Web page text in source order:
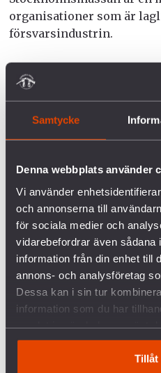
Samtycke
Denna webbplats använder
Vi använder
och annonserna till
för sociala medier och
vidarebefordrar även sådana
information från din enhet till
annons- och analysföretag
Dessa kan i sin tur
information som du har
Tillåt
organisationer som är
försvarsindustrin.
policyn än den som MP
kommunpolitiker och
tyvärr konstatera att det
uthyrningspolicyn som
– Den uppdaterade
Stockholms stad också i
sina lokaler till
förser de krigande
beskrivs som den värsta
världen – med
och kan knappast ligga i
målsättning att “ligga i
mänskliga rättigheter”. Vi
tydligt formulerad policy